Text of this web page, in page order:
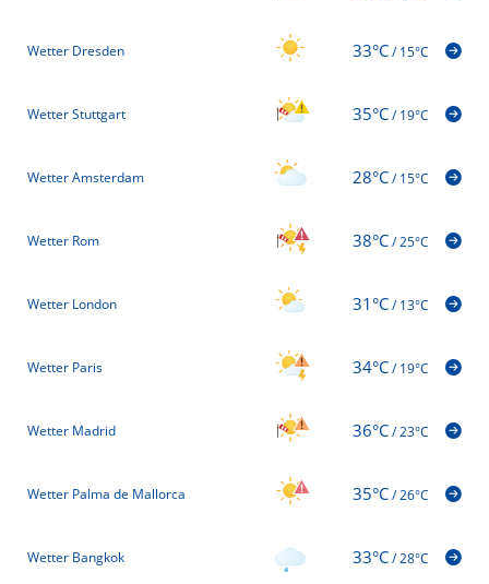
Wetter Dresden 33°C/15°C
Wetter Stuttgart 35°C/19°C
Wetter Amsterdam 28°C/15°C
Wetter Rom 38°C/25°C
Wetter London 31°C/13°C
Wetter Paris 34°C/19°C
Wetter Madrid 36°C/23°C
Wetter Palma de Mallorca 35°C/26°C
Wetter Bangkok 33°C/28°C